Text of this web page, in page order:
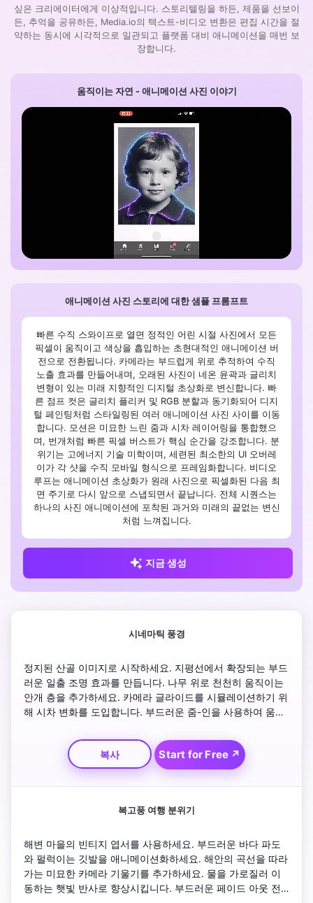
싶은 크리에이터에게 이상적입니다. 스토리텔링을 하든, 제품을 선보이
든, 추억을 공유하든, Media.io의 텍스트-비디오 변환은 편집 시간을 절
약하는 동시에 시각적으로 일관되고 플랫폼 대비 애니메이션을 매번 보
장합니다.
애니메이션 사진 스토리에 대한 샘플 프롬프트
빠른 수직 스와이프로 열면 정적인 어린 시절 사진에서 모든
픽셀이 움직이고 색상을 흡입하는 초현대적인 애니메이션 버
전으로 전환됩니다. 카메라는 부드럽게 위로 추적하여 수직
노출 효과를 만들어내며, 오래된 사진이 네온 윤곽과 글리치
변형이 있는 미래 지향적인 디지털 초상화로 변신합니다. 빠
른 점프 컷은 글리치 플리커 및 RGB 분할과 동기화되어 디지
털 페인팅처럼 스타일링된 여러 애니메이션 사진 사이를 이동
합니다. 모션은 미묘한 느린 줌과 시차 레이어링을 통합했으
며, 번개처럼 빠른 픽셀 버스트가 핵심 순간을 강조합니다. 분
위기는 고에너지 기술 미학이며, 세련된 최소한의 UI 오버레
이가 각 샷을 수직 모바일 형식으로 프레임화합니다. 비디오
루프는 애니메이션 초상화가 원래 사진으로 픽셀화된 다음 최
면 주기로 다시 앞으로 스냅되면서 끝납니다. 전체 시퀀스는
하나의 사진 애니메이션에 포착된 과거와 미래의 끝없는 변신
처럼 느껴집니다.
지금 생성
움직이는 자연 - 애니메이션 사진 이야기
시네마틱 풍경
정지된 산골 이미지로 시작하세요. 지평선에서 확장되는 부드
러운 일출 조명 효과를 만듭니다. 나무 위로 천천히 움직이는
안개 층을 추가하세요. 카메라 글라이드를 시뮬레이션하기 위
해 시차 변화를 도입합니다. 부드러운 줌-인을 사용하여 움직
하여 평화로운 분위기를 조성합니다.
복사
Start for Free ↗
복고풍 여행 분위기
해변 마을의 빈티지 엽서를 사용하세요. 부드러운 바다 파도
와 펄럭이는 깃발을 애니메이션화하세요. 해안의 곡선을 따라
가는 미묘한 카메라 기울기를 추가하세요. 물을 가로질러 이
동하는 햇빛 반사로 향상시킵니다. 부드러운 페이드 아웃 전